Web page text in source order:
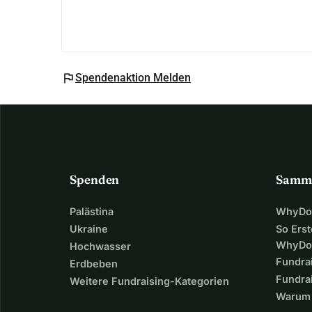
flagSpendenaktion Melden
Spenden
Palästina
Ukraine
Hochwasser
Erdbeben
Weitere Fundraising-Kategorien
So